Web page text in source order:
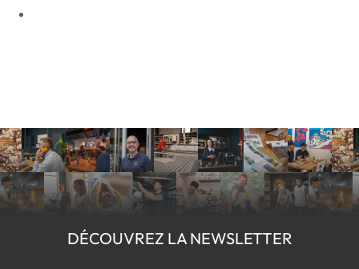
DÉCOUVREZ LA NEWSLETTER